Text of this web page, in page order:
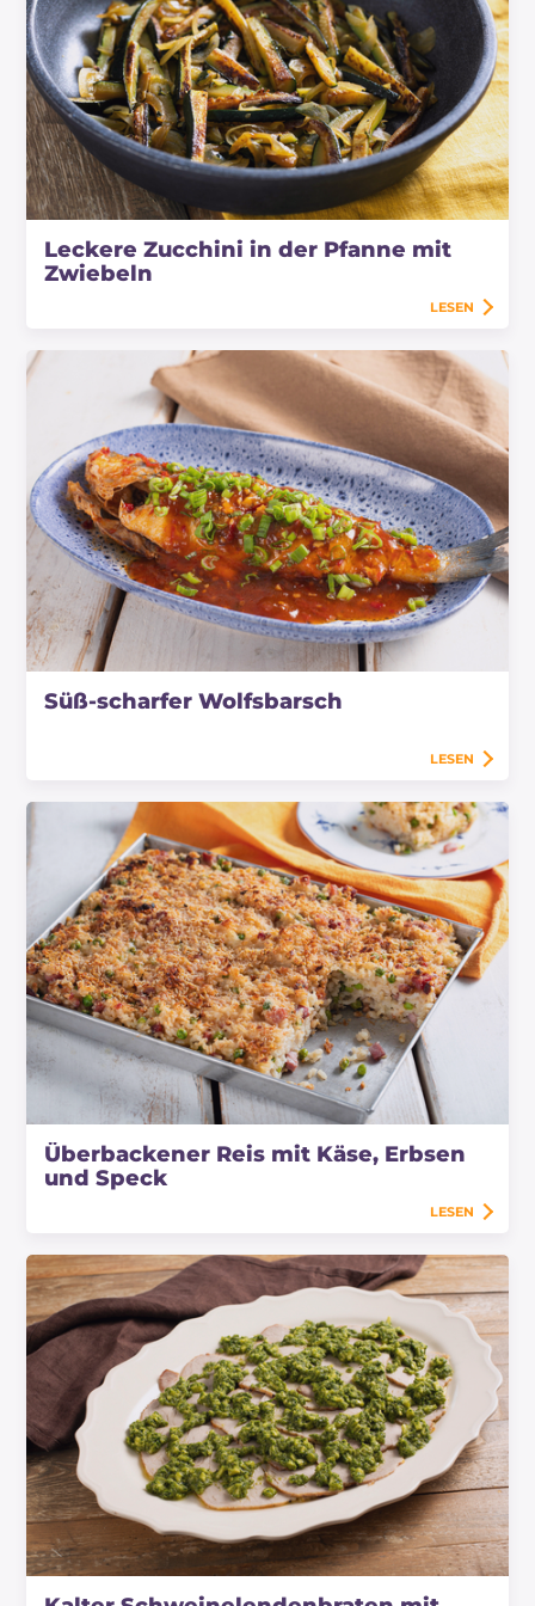
Leckere Zucchini in der Pfanne mit
Zwiebeln
LESEN
Süß-scharfer Wolfsbarsch
LESEN
Überbackener Reis mit Käse, Erbsen
und Speck
LESEN